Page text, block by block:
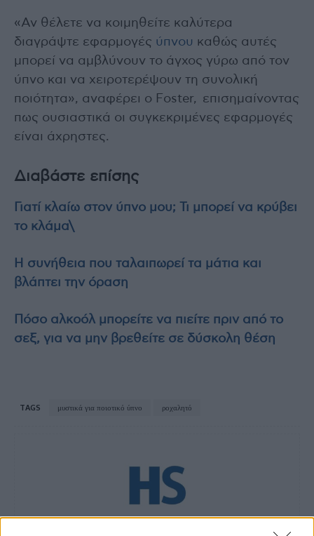
«Αν θέλετε να κοιμηθείτε καλύτερα
διαγράψτε εφαρμογές ύπνου καθώς αυτές
μπορεί να αμβλύνουν το άγχος γύρω από τον
ύπνο και να χειροτερέψουν τη συνολική
ποιότητα», αναφέρει ο Foster, επισημαίνοντας
πως ουσιαστικά οι συγκεκριμένες εφαρμογές
είναι άχρηστες.
Διαβάστε επίσης
Γιατί κλαίω στον ύπνο μου; Τι μπορεί να κρύβει
το κλάμα\
Η συνήθεια που ταλαιπωρεί τα μάτια και
βλάπτει την όραση
Πόσο αλκοόλ μπορείτε να πιείτε πριν από το
σεξ, για να μην βρεθείτε σε δύσκολη θέση
TAGS μυστικά για ποιοτικό ύπνο ροχαλητό